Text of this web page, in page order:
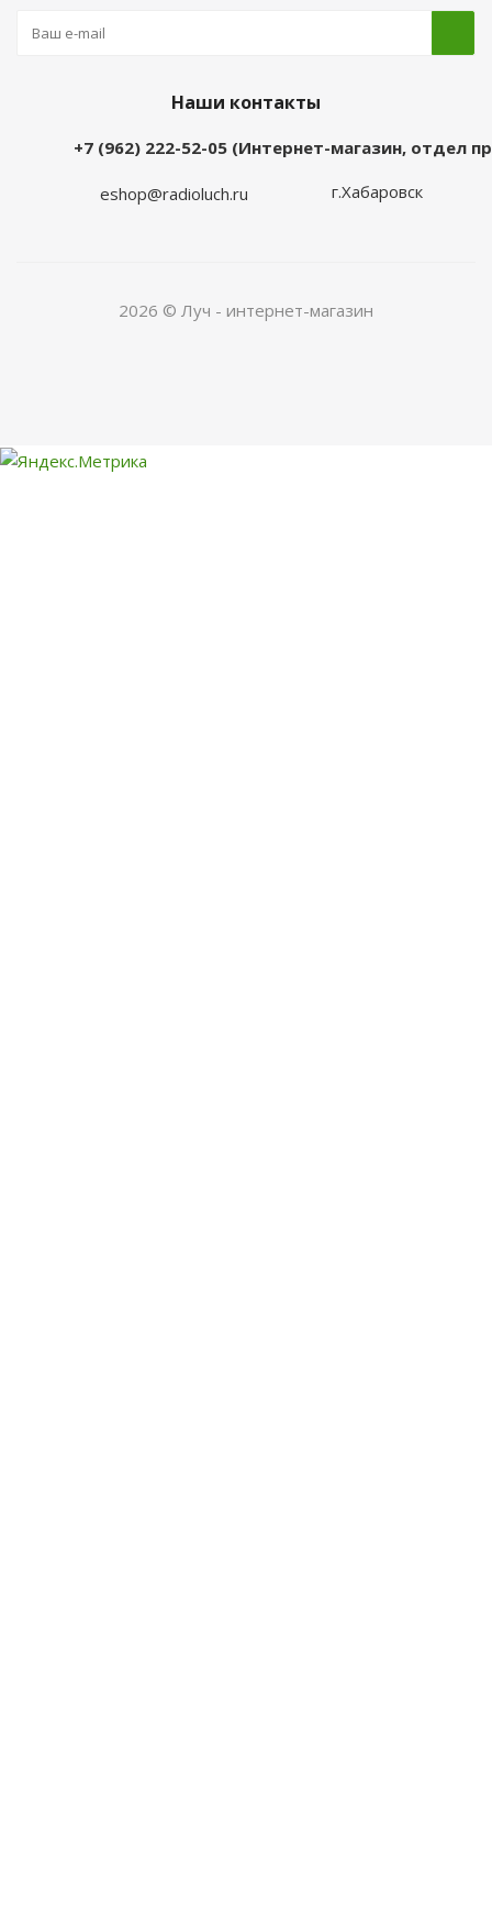
Наши контакты
+7 (962) 222-52-05 (Интернет-магазин, отдел
eshop@radioluch.ru г.Хабаровск
2026 © Луч - интернет-магазин